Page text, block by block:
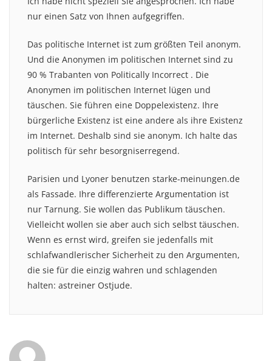
nur einen Satz von Ihnen aufgegriffen.
Das politische Internet ist zum größten Teil anonym.
Und die Anonymen im politischen Internet sind zu
90 % Trabanten von Politically Incorrect . Die
Anonymen im politischen Internet lügen und
täuschen. Sie führen eine Doppelexistenz. Ihre
bürgerliche Existenz ist eine andere als ihre Existenz
im Internet. Deshalb sind sie anonym. Ich halte das
politisch für sehr besorgniserregend.
Parisien und Lyoner benutzen starke-meinungen.de
als Fassade. Ihre differenzierte Argumentation ist
nur Tarnung. Sie wollen das Publikum täuschen.
Vielleicht wollen sie aber auch sich selbst täuschen.
Wenn es ernst wird, greifen sie jedenfalls mit
schlafwandlerischer Sicherheit zu den Argumenten,
die sie für die einzig wahren und schlagenden
halten: astreiner Ostjude.